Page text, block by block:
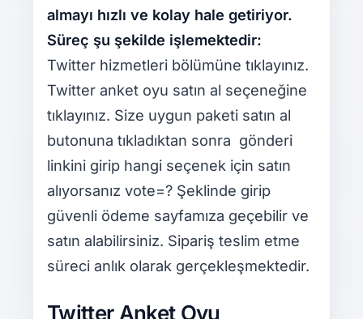
almayı hızlı ve kolay hale getiriyor.
Süreç şu şekilde işlemektedir:
Twitter hizmetleri bölümüne tıklayınız.
Twitter anket oyu satın al seçeneğine
tıklayınız. Size uygun paketi satın al
butonuna tıkladıktan sonra gönderi
linkini girip hangi seçenek için satın
alıyorsanız vote=? Şeklinde girip
güvenli ödeme sayfamıza geçebilir ve
satın alabilirsiniz. Sipariş teslim etme
süreci anlık olarak gerçekleşmektedir.
Twitter Anket Oyu